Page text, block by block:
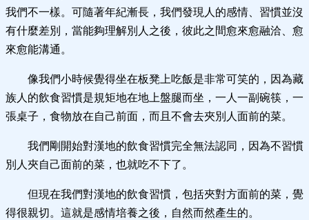
我們不一樣。可隨著年紀漸長，我們發現人的感情、習慣並沒
有什麼差別，當能夠理解別人之後，彼此之間愈來愈融洽、愈
來愈能溝通。
像我們小時候覺得坐在板凳上吃飯是非常可笑的，因為藏
族人的飲食習慣是規矩地在地上盤腿而坐，一人一副碗筷，一
張桌子，食物放在自己前面，而且不會去夾別人面前的菜。
我們剛開始對漢地的飲食習慣完全無法認同，因為不習慣
別人夾自己面前的菜，也就吃不下了。
但現在我們對漢地的飲食習慣，包括夾對方面前的菜，覺
得很親切。這就是感情培養之後，自然而然產生的。